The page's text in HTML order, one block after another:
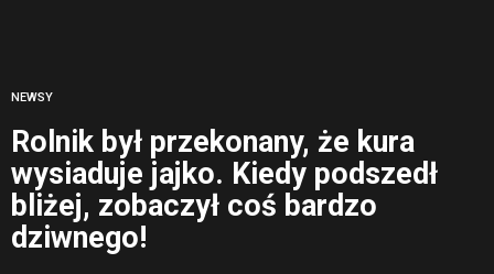
NEWSY
Rolnik był przekonany, że kura
wysiaduje jajko. Kiedy podszedł
bliżej, zobaczył coś bardzo
dziwnego!